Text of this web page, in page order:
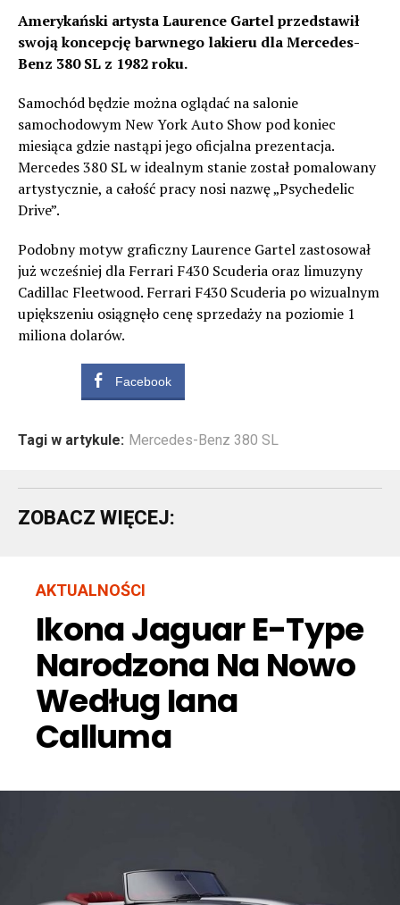
Amerykański artysta Laurence Gartel przedstawił
swoją koncepcję barwnego lakieru dla Mercedes-
Benz 380 SL z 1982 roku.
Samochód będzie można oglądać na salonie
samochodowym New York Auto Show pod koniec
miesiąca gdzie nastąpi jego oficjalna prezentacja.
Mercedes 380 SL w idealnym stanie został pomalowany
artystycznie, a całość pracy nosi nazwę „Psychedelic
Drive”.
Podobny motyw graficzny Laurence Gartel zastosował
już wcześniej dla Ferrari F430 Scuderia oraz limuzyny
Cadillac Fleetwood. Ferrari F430 Scuderia po wizualnym
upiększeniu osiągnęło cenę sprzedaży na poziomie 1
miliona dolarów.
Facebook
Tagi w artykule: Mercedes-Benz 380 SL
ZOBACZ WIĘCEJ:
AKTUALNOŚCI
Ikona Jaguar E-Type
Narodzona Na Nowo
Według Iana
Calluma